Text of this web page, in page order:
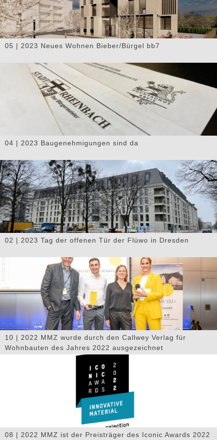
05 | 2023 Neues Wohnen Bieber/Bürgel bb7
04 | 2023 Baugenehmigungen sind da
02 | 2023 Tag der offenen Tür der Flüwo in Dresden
10 | 2022 MMZ wurde durch den Callwey Verlag für
Wohnbauten des Jahres 2022 ausgezeichnet
08 | 2022 MMZ ist der Preisträger des Iconic Awards 2022